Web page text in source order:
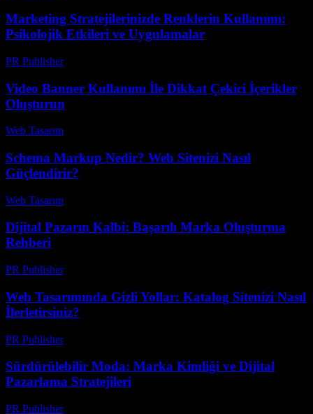
Marketing Stratejilerinizde Renklerin Kullanımı:
Psikolojik Etkileri ve Uygulamalar
PR Publisher-
Video Banner Kullanımı İle Dikkat Çekici İçerikler
Oluşturun
Web Tasarım
Schema Markup Nedir? Web Sitenizi Nasıl
Güçlendirir?
Web Tasarım
Dijital Pazarın Kalbi: Başarılı Marka Oluşturma
Rehberi
PR Publisher-
Web Tasarımında Gizli Yollar: Katalog Sitenizi Nasıl
İlerletirsiniz?
PR Publisher-
Sürdürülebilir Moda: Marka Kimliği ve Dijital
Pazarlama Stratejileri
PR Publisher-